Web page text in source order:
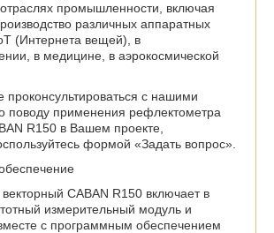
промышленности, включая
различных аппаратных
(Интернета вещей), в
в медицине, в аэрокосмической
проконсультироваться с нашими
поводу применения рефлектометра
R150 в Вашем проекте,
формой «Задать вопрос».
CABAN R150 включает в
измерительный модуль и
с программным обеспечением